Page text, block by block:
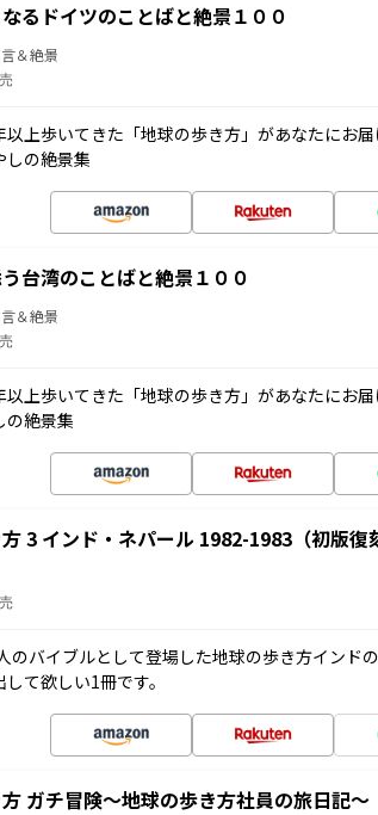
るドイツのことばと絶景１００
＆絶景
以上歩いてきた「地球の歩き方」があなたにお
しの絶景集
台湾のことばと絶景１００
＆絶景
以上歩いてきた「地球の歩き方」があなたにお
の絶景集
3 インド・ネパール 1982-1983（初版復
のバイブルとして登場した地球の歩き方イン
て欲しい1冊です。
ガチ冒険～地球の歩き方社員の旅日記～